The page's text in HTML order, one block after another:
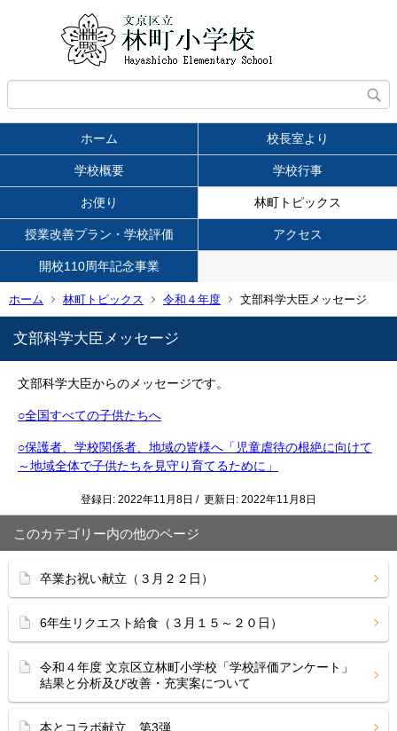
ホーム 校長室より
学校概要 学校行事
お便り 林町トピックス
授業改善プラン・学校評価 アクセス
開校110周年記念事業
ホーム 林町トピックス 令和４年度 文部科学大臣メッセージ
文部科学大臣メッセージ
文部科学大臣からのメッセージです。
○全国すべての子供たちへ
○保護者、学校関係者、地域の皆様へ「児童虐待の根絶に向けて
～地域全体で子供たちを見守り育てるために」
登録日: 2022年11月8日 / 更新日: 2022年11月8日
このカテゴリー内の他のページ
卒業お祝い献立（３月２２日）
6年生リクエスト給食（３月１５～２０日）
令和４年度 文京区立林町小学校「学校評価アンケート」
結果と分析及び改善・充実案について
本とコラボ献立 第3弾